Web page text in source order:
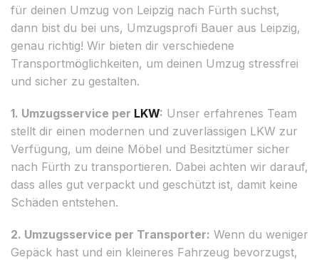
für deinen Umzug von Leipzig nach Fürth suchst,
dann bist du bei uns, Umzugsprofi Bauer aus Leipzig,
genau richtig! Wir bieten dir verschiedene
Transportmöglichkeiten, um deinen Umzug stressfrei
und sicher zu gestalten.
1. Umzugsservice per LKW: Unser erfahrenes Team
stellt dir einen modernen und zuverlässigen LKW zur
Verfügung, um deine Möbel und Besitztümer sicher
nach Fürth zu transportieren. Dabei achten wir darauf,
dass alles gut verpackt und geschützt ist, damit keine
Schäden entstehen.
2. Umzugsservice per Transporter: Wenn du weniger
Gepäck hast und ein kleineres Fahrzeug bevorzugst,